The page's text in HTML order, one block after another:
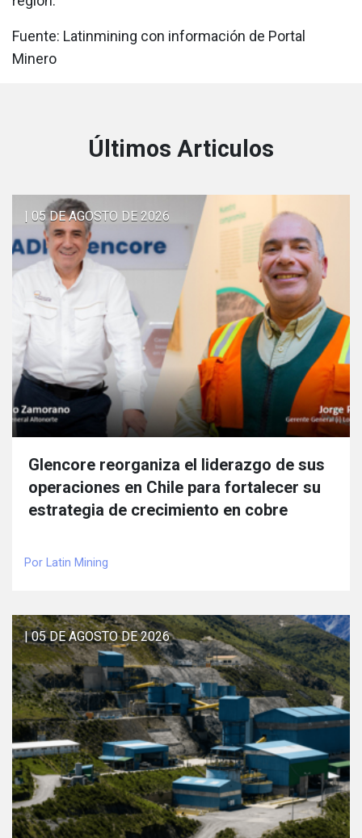
Fuente: Latinmining con información de Portal
Minero
Últimos Articulos
| 05 DE AGOSTO DE 2026
Glencore reorganiza el liderazgo de sus
operaciones en Chile para fortalecer su
estrategia de crecimiento en cobre
Por Latin Mining
| 05 DE AGOSTO DE 2026